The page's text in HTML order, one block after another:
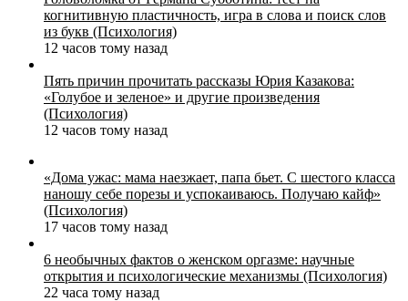
когнитивную пластичность, игра в слова и поиск слов
из букв (Психология)
12 часов тому назад
Пять причин прочитать рассказы Юрия Казакова:
«Голубое и зеленое» и другие произведения
(Психология)
12 часов тому назад
«Дома ужас: мама наезжает, папа бьет. С шестого класса
наношу себе порезы и успокаиваюсь. Получаю кайф»
(Психология)
17 часов тому назад
6 необычных фактов о женском оргазме: научные
открытия и психологические механизмы (Психология)
22 часа тому назад